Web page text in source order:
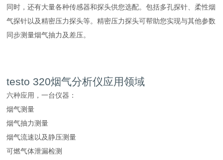
同时，还有大量各种传感器和探头供您选配。包括多孔探针、柔性烟
气探针以及精密压力探头等。精密压力探头可帮助您实现与其他参数
同步测量烟气抽力及差压。
testo 320烟气分析仪应用领域
六种应用，一台仪器：
烟气测量
烟气抽力测量
烟气流速以及静压测量
可燃气体泄漏检测